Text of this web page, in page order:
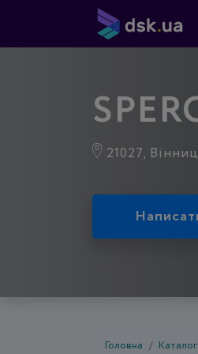
21027,
Головна